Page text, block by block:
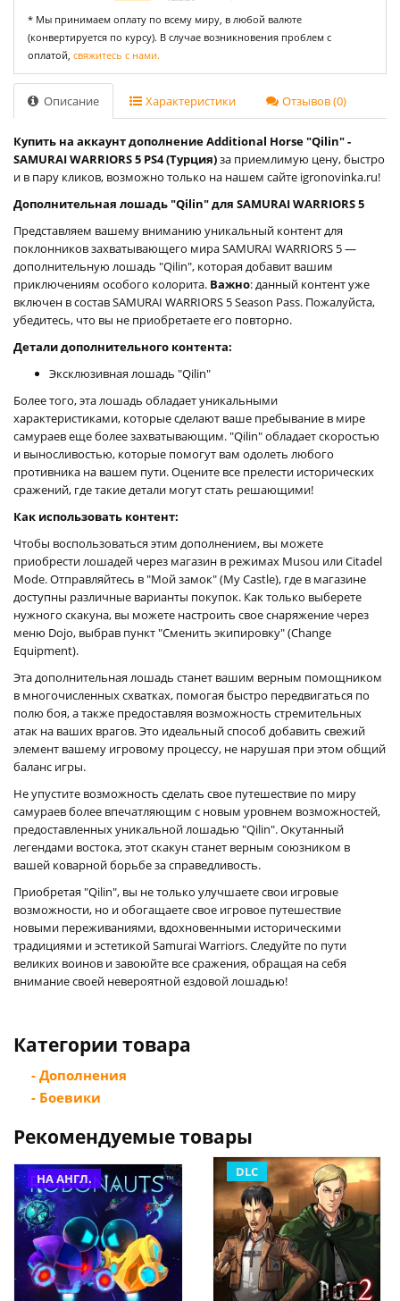
* Мы принимаем оплату по всему миру, в любой валюте
(конвертируется по курсу). В случае возникновения проблем с
оплатой, свяжитесь с нами.
Описание Характеристики Отзывов (0)
Купить на аккаунт дополнение Additional Horse "Qilin" -
SAMURAI WARRIORS 5 PS4 (Турция)за приемлимую цену, быстро
и в пару кликов, возможно только на нашем сайте igronovinka.ru!
Дополнительная лошадь "Qilin" для SAMURAI WARRIORS 5
Представляем вашему вниманию уникальный контент для
поклонников захватывающего мира SAMURAI WARRIORS 5 —
дополнительную лошадь "Qilin", которая добавит вашим
приключениям особого колорита. Важно: данный контент уже
включен в состав SAMURAI WARRIORS 5 Season Pass. Пожалуйста,
убедитесь, что вы не приобретаете его повторно.
Детали дополнительного контента:
Эксклюзивная лошадь "Qilin"
Более того, эта лошадь обладает уникальными
характеристиками, которые сделают ваше пребывание в мире
самураев еще более захватывающим. "Qilin" обладает скоростью
и выносливостью, которые помогут вам одолеть любого
противника на вашем пути. Оцените все прелести исторических
сражений, где такие детали могут стать решающими!
Как использовать контент:
Чтобы воспользоваться этим дополнением, вы можете
приобрести лошадей через магазин в режимах Musou или Citadel
Mode. Отправляйтесь в "Мой замок" (My Castle), где в магазине
доступны различные варианты покупок. Как только выберете
нужного скакуна, вы можете настроить свое снаряжение через
меню Dojo, выбрав пункт "Сменить экипировку" (Change
Equipment).
Эта дополнительная лошадь станет вашим верным помощником
в многочисленных схватках, помогая быстро передвигаться по
полю боя, а также предоставляя возможность стремительных
атак на ваших врагов. Это идеальный способ добавить свежий
элемент вашему игровому процессу, не нарушая при этом общий
баланс игры.
Не упустите возможность сделать свое путешествие по миру
самураев более впечатляющим с новым уровнем возможностей,
предоставленных уникальной лошадью "Qilin". Окутанный
легендами востока, этот скакун станет верным союзником в
вашей коварной борьбе за справедливость.
Приобретая "Qilin", вы не только улучшаете свои игровые
возможности, но и обогащаете свое игровое путешествие
новыми переживаниями, вдохновенными историческими
традициями и эстетикой Samurai Warriors. Следуйте по пути
великих воинов и завоюйте все сражения, обращая на себя
внимание своей невероятной ездовой лошадью!
Категории товара
- Дополнения
- Боевики
Рекомендуемые товары
НА АНГЛ. DLC